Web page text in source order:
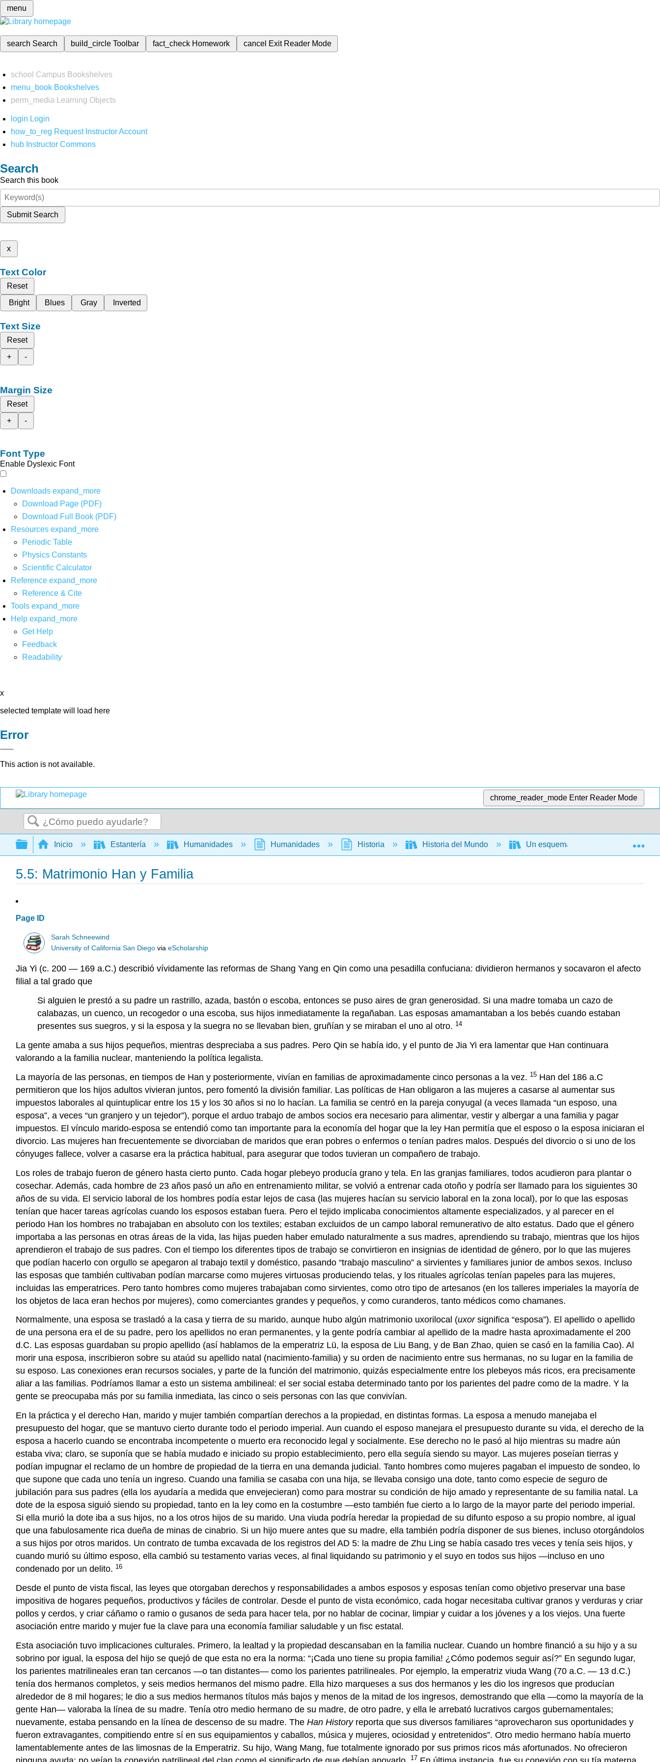
menu
search Search build_circleToolbar fact_check Homework cancel Exit Reader Mode
school Campus Bookshelves
menu_book Bookshelves
perm_media
Learning Objects
login Login
how_to_reg Request Instructor Account
hub Instructor Commons
Search
Search this book
Submit Search
x
Text Color
Reset
Bright
Blues Gray Inverted
Text Size
Reset
+
-
Margin Size
Reset
+
-
Font Type
Enable Dyslexic Font
Downloads expand_more
Download Page (PDF)
Download Full Book (PDF)
Resources expand_more
Periodic Table
Physics Constants
Scientific Calculator
Reference expand_more
Reference & Cite
Tools expand_more
Help expand_more
Get Help
Feedback
Readability
x
selected template will load here
Error
This action is not available.
chrome_reader_mode Enter Reader Mode
Buscar
Expandir/contraer jerarquía global
Inicio Estantería Humanidades Humanidades Historia Historia del Mundo Un esquema de la historia del este
5.5: Matrimonio Han y Familia
Page ID
Sarah Schneewind
University of California San Diego viaeScholarship
Jia Yi (c. 200 — 169 a.C.) describió vívidamente las reformas de Shang Yang en Qin como una pesadilla confuciana: dividieron hermanos y socavaron el afecto
filial a tal grado que
Si alguien le prestó a su padre un rastrillo, azada, bastón o escoba, entonces se puso aires de gran generosidad. Si una madre tomaba un cazo de
calabazas, un cuenco, un recogedor o una escoba, sus hijos inmediatamente la regañaban. Las esposas amamantaban a los bebés cuando estaban
presentes sus suegros, y si la esposa y la suegra no se llevaban bien, gruñían y se miraban el uno al otro. 14
La gente amaba a sus hijos pequeños, mientras despreciaba a sus padres. Pero Qin se había ido, y el punto de Jia Yi era lamentar que Han continuara
valorando a la familia nuclear, manteniendo la política legalista.
La mayoría de las personas, en tiempos de Han y posteriormente, vivían en familias de aproximadamente cinco personas a la vez. 15 Han del 186 a.C
permitieron que los hijos adultos vivieran juntos, pero fomentó la división familiar. Las políticas de Han obligaron a las mujeres a casarse al aumentar sus
impuestos laborales al quintuplicar entre los 15 y los 30 años si no lo hacían. La familia se centró en la pareja conyugal (a veces llamada “un esposo, una
esposa”, a veces “un granjero y un tejedor”), porque el arduo trabajo de ambos socios era necesario para alimentar, vestir y albergar a una familia y pagar
impuestos. El vínculo marido-esposa se entendió como tan importante para la economía del hogar que la ley Han permitía que el esposo o la esposa iniciaran el
divorcio. Las mujeres han frecuentemente se divorciaban de maridos que eran pobres o enfermos o tenían padres malos. Después del divorcio o si uno de los
cónyuges fallece, volver a casarse era la práctica habitual, para asegurar que todos tuvieran un compañero de trabajo.
Los roles de trabajo fueron de género hasta cierto punto. Cada hogar plebeyo producía grano y tela. En las granjas familiares, todos acudieron para plantar o
cosechar. Además, cada hombre de 23 años pasó un año en entrenamiento militar, se volvió a entrenar cada otoño y podría ser llamado para los siguientes 30
años de su vida. El servicio laboral de los hombres podía estar lejos de casa (las mujeres hacían su servicio laboral en la zona local), por lo que las esposas
tenían que hacer tareas agrícolas cuando los esposos estaban fuera. Pero el tejido implicaba conocimientos altamente especializados, y al parecer en el
periodo Han los hombres no trabajaban en absoluto con los textiles; estaban excluidos de un campo laboral remunerativo de alto estatus. Dado que el género
importaba a las personas en otras áreas de la vida, las hijas pueden haber emulado naturalmente a sus madres, aprendiendo su trabajo, mientras que los hijos
aprendieron el trabajo de sus padres. Con el tiempo los diferentes tipos de trabajo se convirtieron en insignias de identidad de género, por lo que las mujeres
que podían hacerlo con orgullo se apegaron al trabajo textil y doméstico, pasando “trabajo masculino” a sirvientes y familiares junior de ambos sexos. Incluso
las esposas que también cultivaban podían marcarse como mujeres virtuosas produciendo telas, y los rituales agrícolas tenían papeles para las mujeres,
incluidas las emperatrices. Pero tanto hombres como mujeres trabajaban como sirvientes, como otro tipo de artesanos (en los talleres imperiales la mayoría de
los objetos de laca eran hechos por mujeres), como comerciantes grandes y pequeños, y como curanderos, tanto médicos como chamanes.
Normalmente, una esposa se trasladó a la casa y tierra de su marido, aunque hubo algún matrimonio uxorilocal (uxorsignifica “esposa”). El apellido o apellido
de una persona era el de su padre, pero los apellidos no eran permanentes, y la gente podría cambiar al apellido de la madre hasta aproximadamente el 200
d.C. Las esposas guardaban su propio apellido (así hablamos de la emperatriz Lü, la esposa de Liu Bang, y de Ban Zhao, quien se casó en la familia Cao). Al
morir una esposa, inscribieron sobre su ataúd su apellido natal (nacimiento-familia) y su orden de nacimiento entre sus hermanas, no su lugar en la familia de
su esposo. Las conexiones eran recursos sociales, y parte de la función del matrimonio, quizás especialmente entre los plebeyos más ricos, era precisamente
aliar a las familias. Podríamos llamar a esto un sistema ambilineal: el ser social estaba determinado tanto por los parientes del padre como de la madre. Y la
gente se preocupaba más por su familia inmediata, las cinco o seis personas con las que convivían.
En la práctica y el derecho Han, marido y mujer también compartían derechos a la propiedad, en distintas formas. La esposa a menudo manejaba el
presupuesto del hogar, que se mantuvo cierto durante todo el periodo imperial. Aun cuando el esposo manejara el presupuesto durante su vida, el derecho de la
esposa a hacerlo cuando se encontraba incompetente o muerto era reconocido legal y socialmente. Ese derecho no le pasó al hijo mientras su madre aún
estaba viva; claro, se suponía que se había mudado e iniciado su propio establecimiento, pero ella seguía siendo su mayor. Las mujeres poseían tierras y
podían impugnar el reclamo de un hombre de propiedad de la tierra en una demanda judicial. Tanto hombres como mujeres pagaban el impuesto de sondeo, lo
que supone que cada uno tenía un ingreso. Cuando una familia se casaba con una hija, se llevaba consigo una dote, tanto como especie de seguro de
jubilación para sus padres (ella los ayudaría a medida que envejecieran) como para mostrar su condición de hijo amado y representante de su familia natal. La
dote de la esposa siguió siendo su propiedad, tanto en la ley como en la costumbre —esto también fue cierto a lo largo de la mayor parte del periodo imperial.
Si ella murió la dote iba a sus hijos, no a los otros hijos de su marido. Una viuda podría heredar la propiedad de su difunto esposo a su propio nombre, al igual
que una fabulosamente rica dueña de minas de cinabrio. Si un hijo muere antes que su madre, ella también podría disponer de sus bienes, incluso otorgándolos
a sus hijos por otros maridos. Un contrato de tumba excavada de los registros del AD 5: la madre de Zhu Ling se había casado tres veces y tenía seis hijos, y
cuando murió su último esposo, ella cambió su testamento varias veces, al final liquidando su patrimonio y el suyo en todos sus hijos —incluso en uno
condenado por un delito. 16
Desde el punto de vista fiscal, las leyes que otorgaban derechos y responsabilidades a ambos esposos y esposas tenían como objetivo preservar una base
impositiva de hogares pequeños, productivos y fáciles de controlar. Desde el punto de vista económico, cada hogar necesitaba cultivar granos y verduras y criar
pollos y cerdos, y criar cáñamo o ramio o gusanos de seda para hacer tela, por no hablar de cocinar, limpiar y cuidar a los jóvenes y a los viejos. Una fuerte
asociación entre marido y mujer fue la clave para una economía familiar saludable y un fisc estatal.
Esta asociación tuvo implicaciones culturales. Primero, la lealtad y la propiedad descansaban en la familia nuclear. Cuando un hombre financió a su hijo y a su
sobrino por igual, la esposa del hijo se quejó de que esta no era la norma: “¡Cada uno tiene su propia familia! ¿Cómo podemos seguir así?” En segundo lugar,
los parientes matrilineales eran tan cercanos —o tan distantes— como los parientes patrilineales. Por ejemplo, la emperatriz viuda Wang (70 a.C. — 13 d.C.)
tenía dos hermanos completos, y seis medios hermanos del mismo padre. Ella hizo marqueses a sus dos hermanos y les dio los ingresos que producían
alrededor de 8 mil hogares; le dio a sus medios hermanos títulos más bajos y menos de la mitad de los ingresos, demostrando que ella —como la mayoría de la
gente Han— valoraba la línea de su madre. Tenía otro medio hermano de su madre, de otro padre, y ella le arrebató lucrativos cargos gubernamentales;
nuevamente, estaba pensando en la línea de descenso de su madre. The Han Historyreporta que sus diversos familiares “aprovecharon sus oportunidades y
fueron extravagantes, compitiendo entre sí en sus equipamientos y caballos, música y mujeres, ociosidad y entretenidos”. Otro medio hermano había muerto
lamentablemente antes de las limosnas de la Emperatriz. Su hijo, Wang Mang, fue totalmente ignorado por sus primos ricos más afortunados. No ofrecieron
17